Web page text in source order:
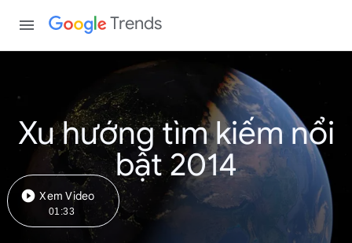
Trends
Xu hướng tìm kiếm nổi
bật 2014
Xem Video
01:33